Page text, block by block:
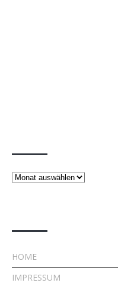
Beiträge
HOME
IMPRESSUM